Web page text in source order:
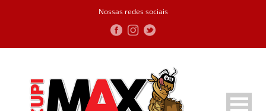
Nossas redes sociais